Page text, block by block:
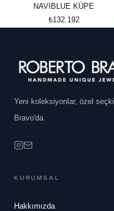
NAVIBLUE KÜPE
₺132.192
Yeni koleksiyonlar, özel
Bravo'da.
KURUMSAL
Hakkımızda